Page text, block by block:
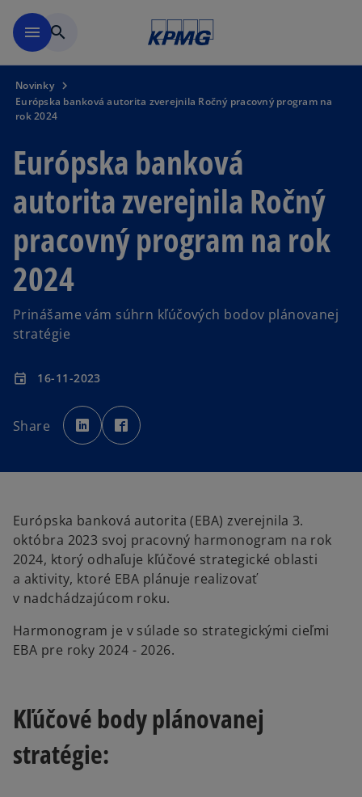
menu search
Novinky
Európska banková autorita zverejnila Ročný pracovný program na
rok 2024
Európska banková
autorita zverejnila Ročný
pracovný program na rok
2024
Prinášame vám súhrn kľúčových bodov plánovanej
stratégie
event 16-11-2023
Share
o
p
e
n
t
a
b
p
e
t
a
b
Európska banková autorita (EBA) zverejnila 3.
októbra 2023 svoj pracovný harmonogram na rok
2024, ktorý odhaľuje kľúčové strategické oblasti
a aktivity, ktoré EBA plánuje realizovať
v nadchádzajúcom roku.
Harmonogram je v súlade so strategickými cieľmi
EBA pre roky 2024 - 2026.
Kľúčové body plánovanej
stratégie: